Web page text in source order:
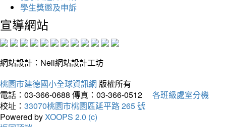
學生獎懲及申訴
宣導網站
網站設計：Neil網站設計工坊
桃園市建德國小全球資訊網 版權所有
電話：03-366-0688 傳真：03-366-0512
各班級處室分機
校址： 33070桃園市桃園區延平路 265 號
Powered byXOOPS 2.0 (c)